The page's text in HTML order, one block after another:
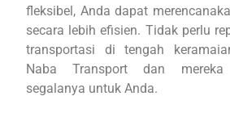
fleksibel, Anda dapat
secara lebih efisien. Tidak perlu
transportasi di tengah
Naba Transport dan
segalanya untuk Anda.